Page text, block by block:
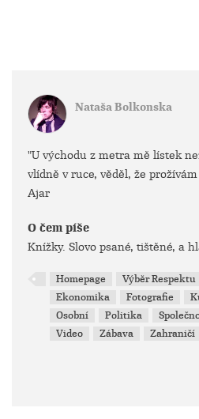
Nataša Bolkonska
"U východu z metra mě lístek
vlídně v ruce, věděl, že
Ajar
O čem píše
Knížky. Slovo psané, tištěné, a
Homepage Výběr Respektu
Ekonomika
Fotografie
Osobní
Politika
Video
Zábava Zahraničí